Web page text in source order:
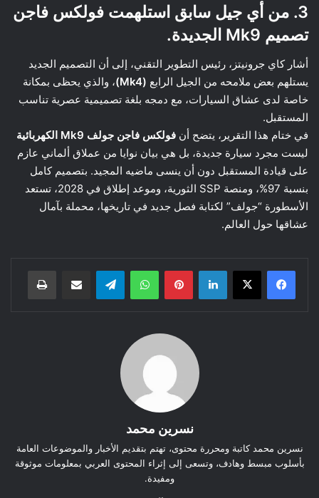
3. من أي جيل سابق استلهمت فولكس فاجن
تصميم Mk9 الجديدة.
أشار كاي جرونيتز، رئيس التطوير التقني، إلى أن التصميم الجديد
يستلهم بعض ملامحه من الجيل الرابع (Mk4)
، والذي يحظى بمكانة
خاصة لدى عشاق السيارات، مع دمجه بلغة تصميمية عصرية تناسب
المستقبل.
في ختام هذا التقرير، يتضح أن فولكس فاجن جولف Mk9 الكهربائية
ليست مجرد سيارة جديدة، بل هي بيان نوايا من عملاق ألماني عازم
على قيادة المستقبل دون أن ينسى ماضيه المجيد. بتصميم كامل
بنسبة 97%، ومنصة SSP الثورية، وموعد إطلاق في 2028، تستعد
الأسطورة “جولف” لكتابة فصل جديد في تاريخها، محملة بآمال
عشاقها حول العالم.
لينكدإن بينتيريست واتساب
نسرين محمد
نسرين محمد كاتبة ومحررة محتوى، تهتم بتقديم الأخبار والموضوعات العامة
بأسلوب مبسط وهادف، وتسعى إلى إثراء المحتوى العربي بمعلومات موثوقة
ومفيدة.